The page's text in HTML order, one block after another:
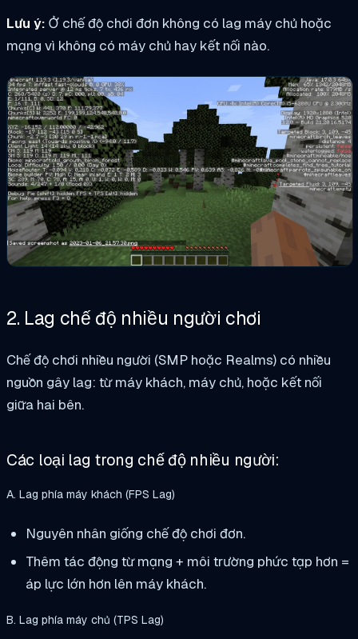
Lưu ý: Ở chế độ chơi đơn không có lag máy chủ hoặc
mạng vì không có máy chủ hay kết nối nào.
2. Lag chế độ nhiều người chơi
Chế độ chơi nhiều người (SMP hoặc Realms) có nhiều
nguồn gây lag: từ máy khách, máy chủ, hoặc kết nối
giữa hai bên.
Các loại lag trong chế độ nhiều người:
A. Lag phía máy khách (FPS Lag)
Nguyên nhân giống chế độ chơi đơn.
Thêm tác động từ mạng + môi trường phức tạp hơn =
áp lực lớn hơn lên máy khách.
B. Lag phía máy chủ (TPS Lag)